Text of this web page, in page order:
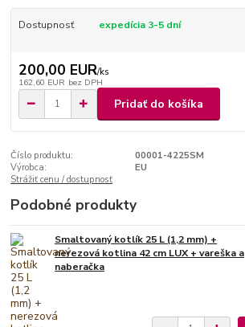
Dostupnosť expedícia 3-5 dní
200,00 EUR/ks
162,60 EUR bez DPH
Pridať do košíka
Číslo produktu:
00001-4225SM
Výrobca:
EU
Strážiť cenu / dostupnosť
Podobné produkty
Smaltovaný kotlík 25 L (1,2 mm) +
nerezová kotlina 42 cm LUX + vareška a
naberačka